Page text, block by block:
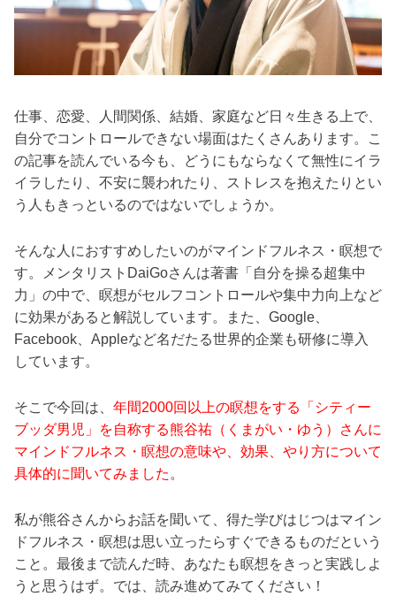
仕事、恋愛、人間関係、結婚、家庭など日々生きる上で、
自分でコントロールできない場面はたくさんあります。こ
の記事を読んでいる今も、どうにもならなくて無性にイラ
イラしたり、不安に襲われたり、ストレスを抱えたりとい
う人もきっといるのではないでしょうか。
そんな人におすすめしたいのがマインドフルネス・瞑想で
す。メンタリストDaiGoさんは著書「自分を操る超集中
力」の中で、瞑想がセルフコントロールや集中力向上など
に効果があると解説しています。また、Google、
Facebook、Appleなど名だたる世界的企業も研修に導入
しています。
そこで今回は、 年間2000回以上の瞑想をする「シティー
ブッダ男児」を自称する熊谷祐（くまがい・ゆう）さんに
マインドフルネス・瞑想の意味や、効果、やり方について
具体的に聞いてみました 。
私が熊谷さんからお話を聞いて、得た学びはじつはマイン
ドフルネス・瞑想は思い立ったらすぐできるものだという
こと。最後まで読んだ時、あなたも瞑想をきっと実践しよ
うと思うはず。では、読み進めてみてください！